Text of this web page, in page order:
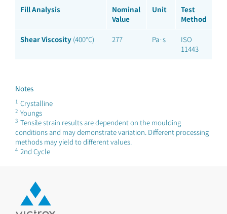
Fill Analysis
Nominal
Value
Unit
Test
Method
Shear Viscosity (400°C) 277 Pa·s
ISO
11443
Notes
1 Crystalline
2 Youngs
3 Tensile strain results are dependent on the moulding
conditions and may demonstrate variation. Different processing
methods may yield to different values.
4 2nd Cycle